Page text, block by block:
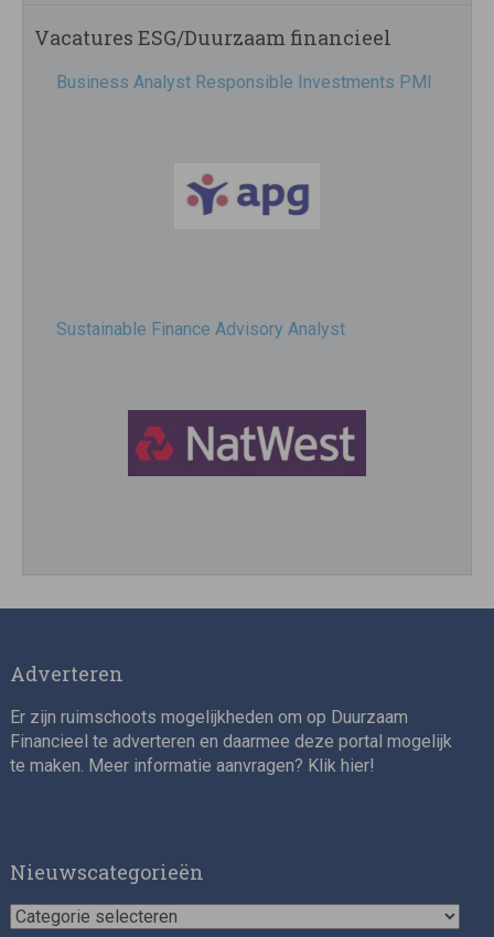
Vacatures ESG/Duurzaam financieel
Business Analyst Responsible Investments PMI
Sustainable Finance Advisory Analyst
Director, Impact Investing
Adverteren
Er zijn ruimschoots mogelijkheden om op Duurzaam
Financieel te adverteren en daarmee deze portal mogelijk
te maken. Meer informatie aanvragen? Klik hier!
Nieuwscategorieën
Nieuwscategorieën